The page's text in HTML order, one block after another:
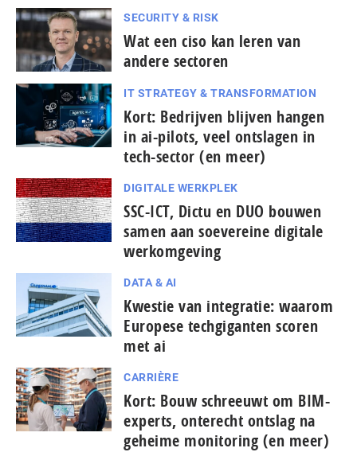
SECURITY & RISK
Wat een ciso kan leren van
andere sectoren
IT STRATEGY & TRANSFORMATION
Kort: Bedrijven blijven hangen
in ai-pilots, veel ontslagen in
tech-sector (en meer)
DIGITALE WERKPLEK
SSC-ICT, Dictu en DUO bouwen
samen aan soevereine digitale
werkomgeving
DATA & AI
Kwestie van integratie: waarom
Europese tech­gi­gan­ten scoren
met ai
CARRIÈRE
Kort: Bouw schreeuwt om BIM-
experts, onterecht ontslag na
geheime monitoring (en meer)